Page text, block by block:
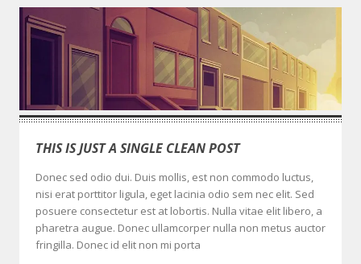
THIS IS JUST A SINGLE CLEAN POST
Donec sed odio dui. Duis mollis, est non commodo luctus,
nisi erat porttitor ligula, eget lacinia odio sem nec elit. Sed
posuere consectetur est at lobortis. Nulla vitae elit libero, a
pharetra augue. Donec ullamcorper nulla non metus auctor
fringilla. Donec id elit non mi porta